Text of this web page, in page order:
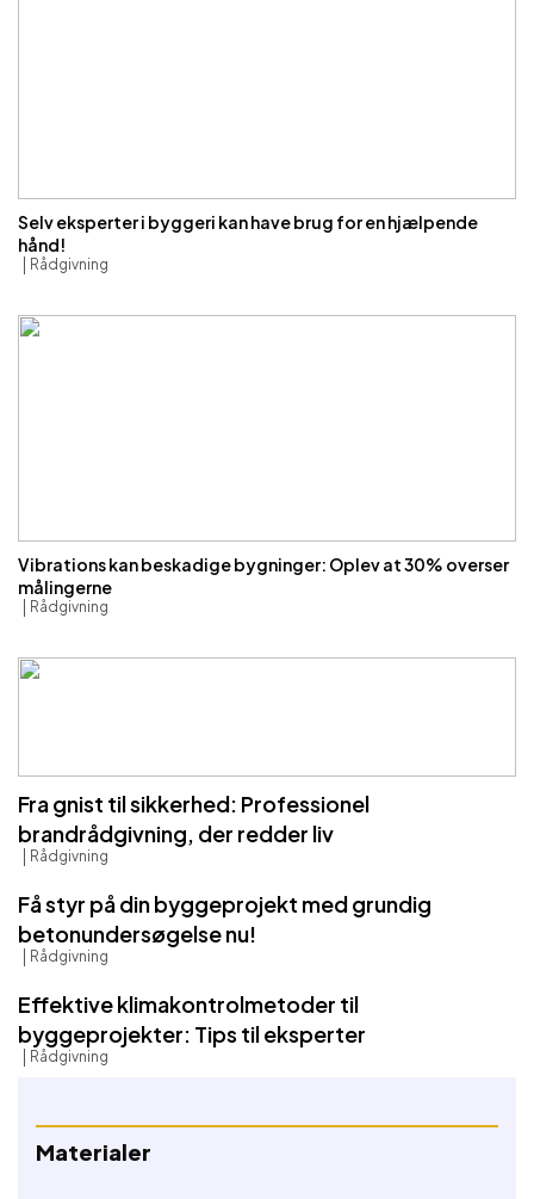
Selv eksperter i byggeri kan have brug for en hjælpende
hånd!
Rådgivning
Vibrations kan beskadige bygninger: Oplev at 30% overser
målingerne
Rådgivning
Fra gnist til sikkerhed: Professionel
brandrådgivning, der redder liv
Rådgivning
Få styr på din byggeprojekt med grundig
betonundersøgelse nu!
Rådgivning
Effektive klimakontrolmetoder til
byggeprojekter: Tips til eksperter
Rådgivning
Materialer